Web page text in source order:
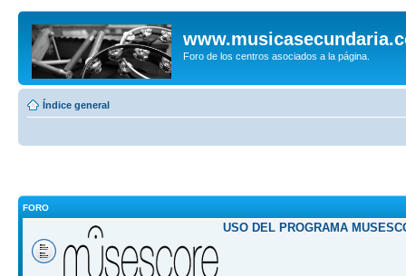
Foro de los centros asociados a la página.
Índice general
FORO
USO DEL PROGRAMA